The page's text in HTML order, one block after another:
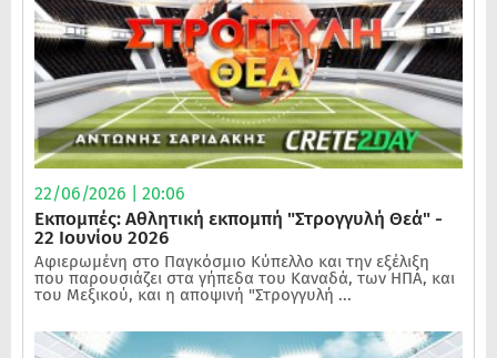
22/06/2026 | 20:06
Εκπομπές: Αθλητική εκπομπή "Στρογγυλή Θεά" -
22 Ιουνίου 2026
Αφιερωμένη στο Παγκόσμιο Κύπελλο και την εξέλιξη
που παρουσιάζει στα γήπεδα του Καναδά, των ΗΠΑ, και
του Μεξικού, και η αποψινή "Στρογγυλή ...